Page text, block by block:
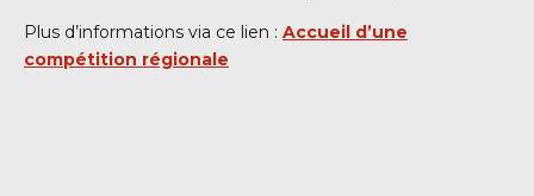
Plus d’informations via ce lien : Accueil d’une
compétition régionale